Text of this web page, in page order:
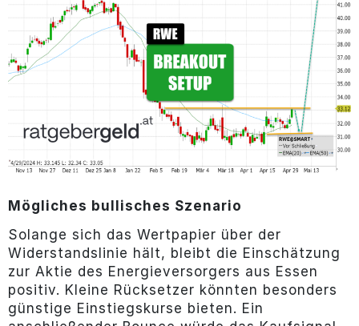
Mögliches bullisches Szenario
Solange sich das Wertpapier über der
Widerstandslinie hält, bleibt die Einschätzung
zur Aktie des Energieversorgers aus Essen
positiv. Kleine Rücksetzer könnten besonders
günstige Einstiegskurse bieten. Ein